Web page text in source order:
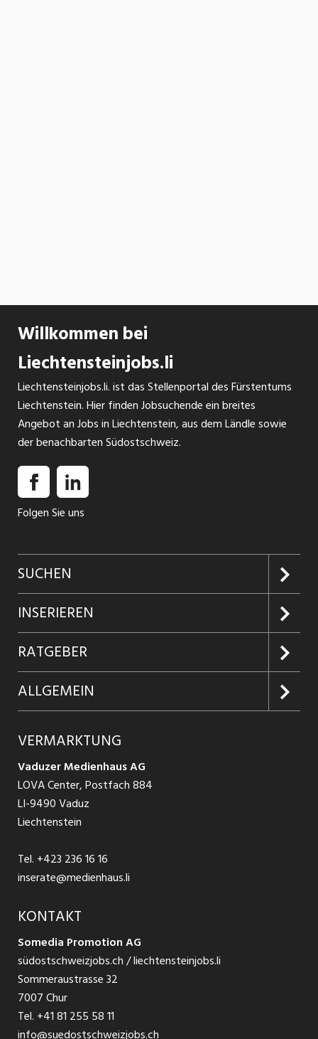
Willkommen bei
Liechtensteinjobs.li
Liechtensteinjobs.li. ist das Stellenportal des Fürstentums
Liechtenstein. Hier finden Jobsuchende ein breites
Angebot an Jobs in Liechtenstein, aus dem Ländle sowie
der benachbarten Südostschweiz.
Folgen Sie uns
SUCHEN
Jobs suchen
Jobabo
Firmen entdecken
Jobs in Graubünden
Jobs in St. Gallen
Jobs in Glarus
Jobs in der Südostschweiz
Temporär Jobs
Teilzeit Jobs
Praktikum
INSERIEREN
Kundenlogin
Inserieren
Produkte
Schnittstelle
RATGEBER
Glossar
Ratgeber Bewerbung / Rekrutierung
ALLGEMEIN
AGB
Datenschutzbestimmungen
Nutzungsbedingungen
Impressum
VERMARKTUNG
Vaduzer Medienhaus AG
LOVA Center, Postfach 884
LI-9490 Vaduz
Liechtenstein
Tel. +423 236 16 16
inserate@medienhaus.li
KONTAKT
Somedia Promotion AG
südostschweizjobs.ch / liechtensteinjobs.li
Sommeraustrasse 32
7007 Chur
Tel. +41 81 255 58 11
info@suedostschweizjobs.ch